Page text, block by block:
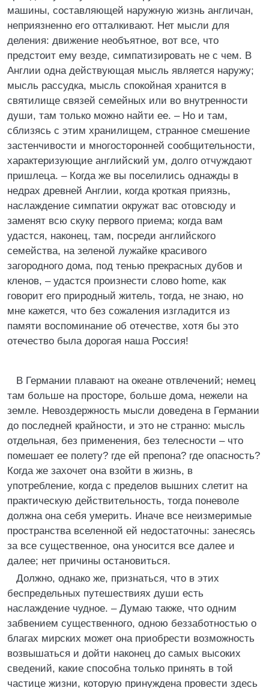
машины, составляющей наружную жизнь англичан,
неприязненно его отталкивают. Нет мысли для
деления: движение необъятное, вот все, что
предстоит ему везде, симпатизировать не с чем. В
Англии одна действующая мысль является наружу;
мысль рассудка, мысль спокойная хранится в
святилище связей семейных или во внутренности
души, там только можно найти ее. – Но и там,
сблизясь с этим хранилищем, странное смешение
застенчивости и многосторонней сообщительности,
характеризующие английский ум, долго отчуждают
пришлеца. – Когда же вы поселились однажды в
недрах древней Англии, когда кроткая приязнь,
наслаждение симпатии окружат вас отовсюду и
заменят всю скуку первого приема; когда вам
удастся, наконец, там, посреди английского
семейства, на зеленой лужайке красивого
загородного дома, под тенью прекрасных дубов и
кленов, – удастся произнести слово home, как
говорит его природный житель, тогда, не знаю, но
мне кажется, что без сожаления изгладится из
памяти воспоминание об отечестве, хотя бы это
отечество была дорогая наша Россия!
В Германии плавают на океане отвлечений; немец
там больше на просторе, больше дома, нежели на
земле. Невоздержность мысли доведена в Германии
до последней крайности, и это не странно: мысль
отдельная, без применения, без телесности – что
помешает ее полету? где ей препона? где опасность?
Когда же захочет она взойти в жизнь, в
употребление, когда с пределов вышних слетит на
практическую действительность, тогда поневоле
должна она себя умерить. Иначе все неизмеримые
пространства вселенной ей недостаточны: занесясь
за все существенное, она уносится все далее и
далее; нет причины остановиться.
Должно, однако же, признаться, что в этих
беспредельных путешествиях души есть
наслаждение чудное. – Думаю также, что одним
забвением существенного, одною беззаботностью о
благах мирских может она приобрести возможность
возвышаться и дойти наконец до самых высоких
сведений, какие способна только принять в той
частице жизни, которую принуждена провести здесь